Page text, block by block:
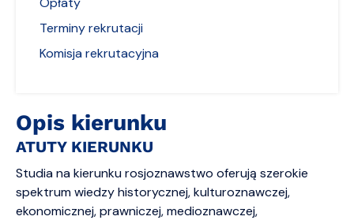
Opis kierunku
ATUTY KIERUNKU
Studia na kierunku rosjoznawstwo oferują szerokie
spektrum wiedzy historycznej, kulturoznawczej,
ekonomicznej, prawniczej, medioznawczej,
Terminy rekrutacji
Komisja rekrutacyjna